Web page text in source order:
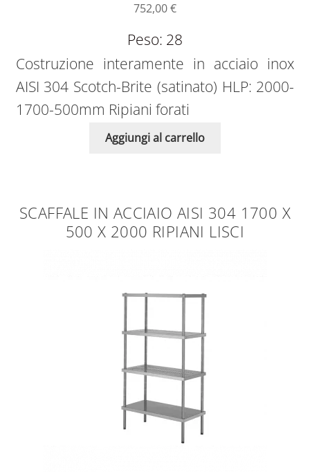
752,00€
Peso: 28
Costruzione interamente in acciaio inox
AISI 304 Scotch-Brite (satinato) HLP: 2000-
1700-500mm Ripiani forati
Aggiungi al carrello
SCAFFALE IN ACCIAIO AISI 304 1700 X
500 X 2000 RIPIANI LISCI